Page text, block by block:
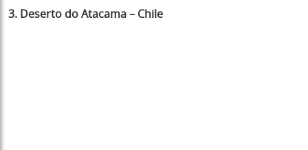
3. Deserto do Atacama – Chile